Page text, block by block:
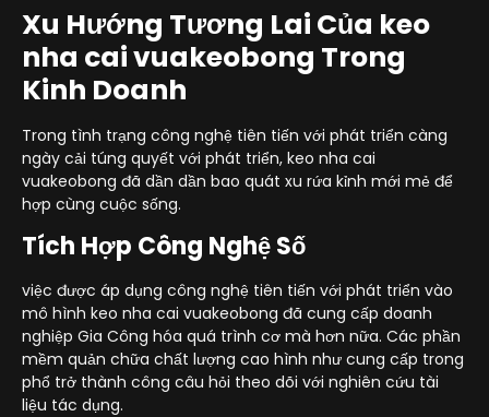
Xu Hướng Tương Lai Của keo
nha cai vuakeobong Trong
Kinh Doanh
Trong tình trạng công nghệ tiên tiến với phát triển càng
ngày cải túng quyết với phát triển, keo nha cai
vuakeobong đã dần dần bao quát xu rứa kỉnh mới mẻ để
hợp cùng cuộc sống.
Tích Hợp Công Nghệ Số
việc được áp dụng công nghệ tiên tiến với phát triển vào
mô hình keo nha cai vuakeobong đã cung cấp doanh
nghiệp Gia Công hóa quá trình cơ mà hơn nữa. Các phần
mềm quản chữa chất lượng cao hình như cung cấp trong
phổ trở thành công câu hỏi theo dõi với nghiên cứu tài
liệu tác dụng.